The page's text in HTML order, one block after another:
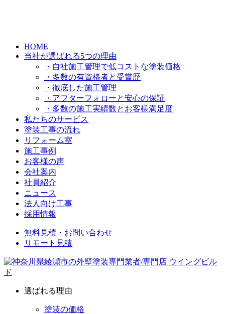
HOME
当社が選ばれる5つの理由
・自社施工管理で低コストな塗装価格
・多数の有資格者と受賞歴
・徹底した施工管理
・アフターフォローと安心の保証
・多数の施工実績数とお客様満足度
私たちのサービス
塗装工事の流れ
リフォーム室
施工事例
お客様の声
会社案内
社員紹介
ニュース
法人向け工事
採用情報
無料見積・お問い合わせ
リモート見積
選ばれる理由
塗装の価格